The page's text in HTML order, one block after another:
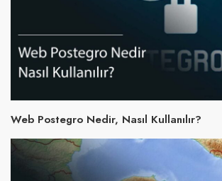
Web Postegro Nedir, Nasıl Kullanılır?